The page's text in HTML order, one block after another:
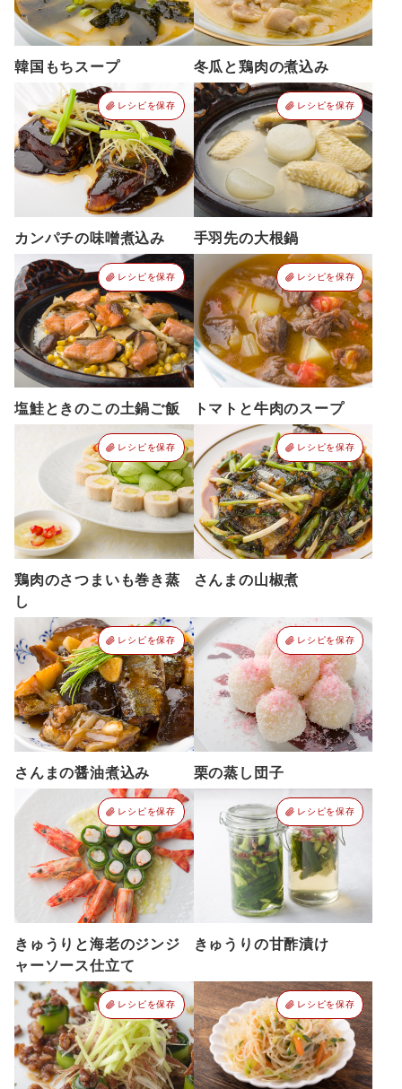
韓国もちスープ 冬瓜と鶏肉の煮込み
レシピを保存
カンパチの味噌煮込み
レシピを保存
手羽先の大根鍋
レシピを保存
塩鮭ときのこの土鍋ご飯
レシピを保存
トマトと牛肉のスープ
レシピを保存
鶏肉のさつまいも巻き蒸
し
レシピを保存
さんまの山椒煮
レシピを保存
さんまの醤油煮込み
レシピを保存
栗の蒸し団子
レシピを保存
きゅうりと海老のジンジ
ャーソース仕立て
レシピを保存
きゅうりの甘酢漬け
レシピを保存 レシピを保存